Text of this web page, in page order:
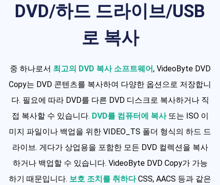
DVD/하드 드라이브/USB
로 복사
중 하나로서 최고의 DVD 복사 소프트웨어, VideoByte DVD
Copy는 DVD 콘텐츠를 복사하여 다양한 옵션으로 저장합니
다. 필요에 따라 DVD를 다른 DVD 디스크로 복사하거나 직
접 복사할 수 있습니다. DVD를 컴퓨터에 복사또는 ISO 이
미지 파일이나 백업을 위한 VIDEO_TS 폴더 형식의 하드 드
라이브. 게다가 상업용을 포함한 모든 DVD 컬렉션을 복사
하거나 백업할 수 있습니다. VideoByte DVD Copy가 가능
하기 때문입니다. 보호 조치를 취하다CSS, AACS 등과 같은